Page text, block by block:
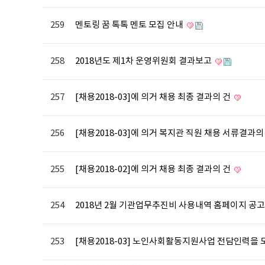
259 멘토링 꿈 톡톡 멘토 모집 안내
258 2018년도 제1차 운영위원회 결과보고
257 [채용2018-03]에 의거 채용 최종 결과의 건
256 [채용2018-03]에 의거 복지관 직원 채용 서류결과의
255 [채용2018-02]에 의거 채용 최종 결과의 건
254 2018년 2월 기관업무추진비 사용내역 홈페이지 공고
253 [채용2018-03] 노인사회활동지원사업 전담인력을